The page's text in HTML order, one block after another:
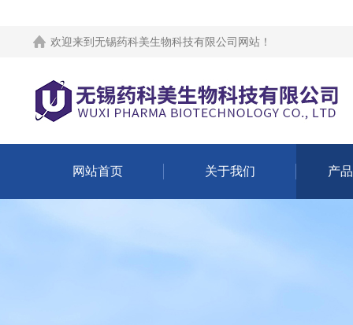
欢迎来到 无锡药科美生物科技有限公司网站 ！
网站首页 关于我们 产